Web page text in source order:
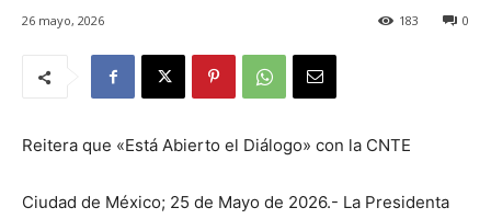
26 mayo, 2026 0
183
Reitera que «Está Abierto el Diálogo» con la CNTE
Ciudad de México; 25 de Mayo de 2026.- La Presidenta